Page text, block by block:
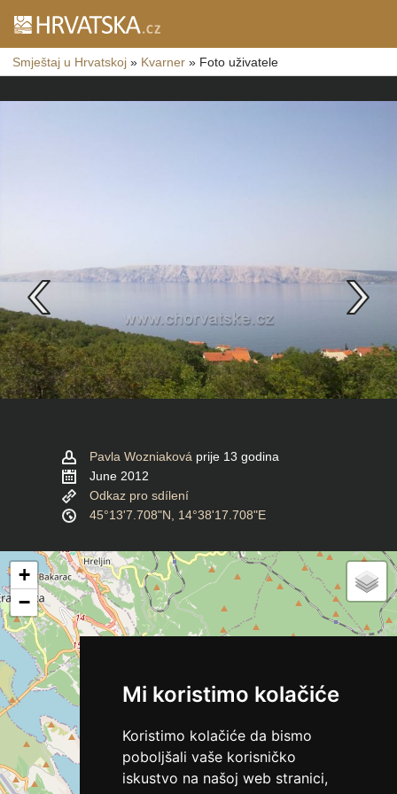
Mi koristimo kolačiće
Koristimo kolačiće da bismo
poboljšali vaše korisničko
iskustvo na našoj web stranici,
Smještaj u Hrvatskoj » Kvarner » Foto uživatele
Pavla Wozniaková prije 13 godina
June 2012
Odkaz pro sdílení
45°13'7.708"N, 14°38'17.708"E
+
−